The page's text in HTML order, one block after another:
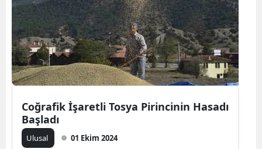
Coğrafik İşaretli Tosya Pirincinin Hasadı
Başladı
Ulusal 01 Ekim 2024